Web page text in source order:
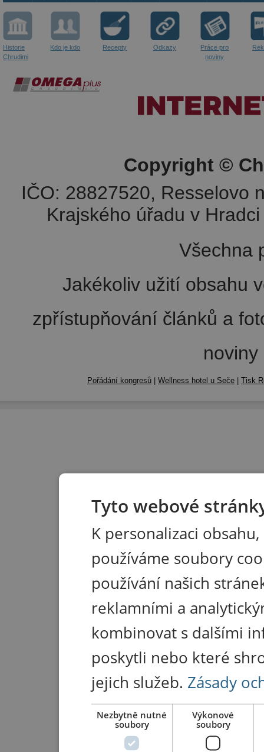
Historie
Chrudimi
Kdo je kdo Recepty Odkazy
Práce pro
noviny
Copyright ©
IČO: 28827520, Resselovo
Krajského úřadu v
Všechna
Jakékoliv užití obsahu
zpřístupňování článků a
Pořádání kongresů | Wellness hotel u Seče | Tisk
Tyto webové
K personalizaci
používáme soubory
používání našich
reklamními a
kombinovat s dalšími
poskytli nebo které
jejich služeb. Zásady
Nezbytně nutné
soubory
Výkonové
soubory